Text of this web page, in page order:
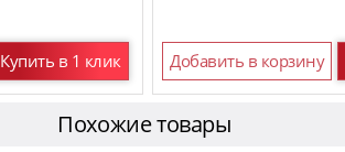
Купить в 1 клик Добавить в корзину
Похожие товары